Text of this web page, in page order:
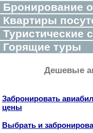
Бронирование
Квартиры
Туристические
Горящие туры
Дешевые
Забронировать
цены
Выбрать и